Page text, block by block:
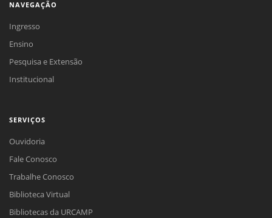
NAVEGAÇÃO
Ingresso
Ensino
Pesquisa e Extensão
Institucional
SERVIÇOS
Ouvidoria
Fale Conosco
Trabalhe Conosco
Biblioteca Virtual
Bibliotecas da URCAMP